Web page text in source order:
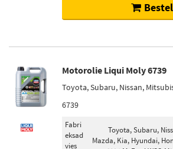
Motorolie Liqui Moly 6739
Toyota, Subaru, Nissan,
6739
Fabri
eksad
vies
Toyota, Subaru,
Mazda, Kia, Hyundai,